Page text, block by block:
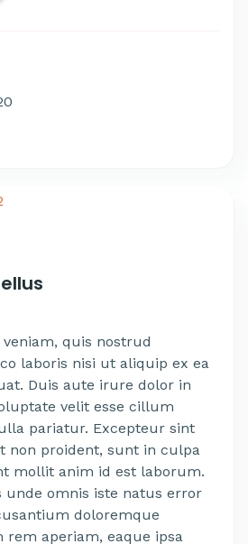
quis nostrud
laboris nisi ut aliquip ex ea
Duis aute irure dolor in
velit esse cillum
pariatur. Excepteur sint
non proident, sunt in culpa
mollit anim id est laborum.
unde omnis iste natus error
doloremque
aperiam, eaque ipsa